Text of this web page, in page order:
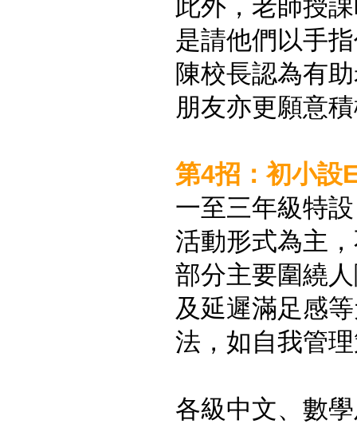
此外，老師授
是請他們以手
陳校長認為有
朋友亦更願意
第4招：初小設
一至三年級特
活動形式為主
部分主要圍繞
及延遲滿足感
法，如自我管
各級中文、數